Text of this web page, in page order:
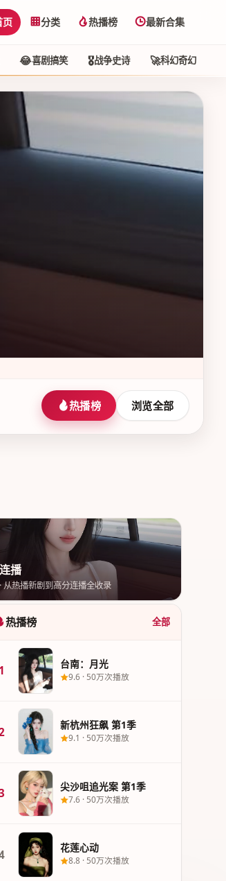
页 分类 热播榜 最新合集
😂喜剧搞笑 🎖️战争史诗 🚀科幻奇幻
热播榜 浏览全部
播
从热播新剧到高分连播全收录
杭州狂
质感。
万次播放
3
19集
热播榜 全部
1 台南：月光
9.6 · 50万次播放
新杭州狂飙 第1季
9.1 · 50万次播放
尖沙咀追光案 第1季
7.6 · 50万次播放
花莲心动
8.8 · 50万次播放